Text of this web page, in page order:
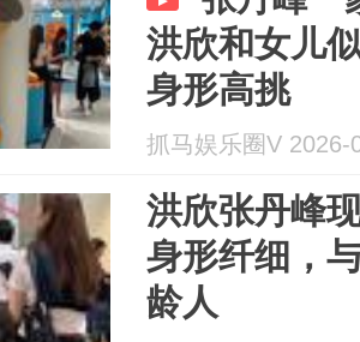
洪欣和女儿
身形高挑
抓马娱乐圈V 2026-
洪欣张丹峰
身形纤细，
龄人